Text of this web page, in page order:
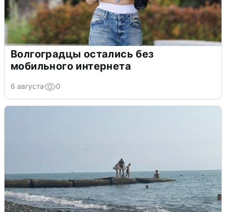
Волгоградцы остались без
мобильного интернета
6 августа 0